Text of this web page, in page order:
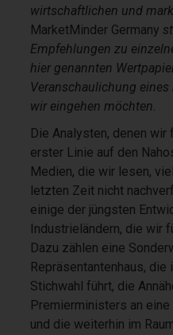
wirtschaftlichen und
MarketMinder Germany
Empfehlungen zu
hier genannten
Veranschaulichung
wir eingehen möchten.
Die Analysten, denen
erster Linie auf den
Medien, die wir lesen,
letzten Zeit nicht
einige der jüngsten
Industrieländern, die wir
Dazu zählen eine
Repräsentantenhaus, die
Stichwahl führt, die
Premierministers an
und die weiterhin im